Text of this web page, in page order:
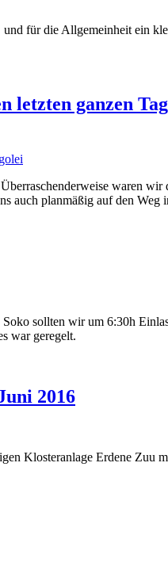
für die Allgemeinheit ein
letzten ganzen
waren
auch planmäßig auf den Weg
sollten wir um 6:30h
war geregelt.
2016
Klosteranlage Erdene Zuu